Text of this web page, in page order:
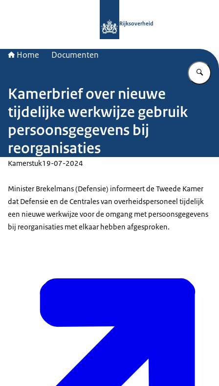
Rijksoverheid
Home Documenten
Kamerbrief over nieuwe
tijdelijke werkwijze gebruik
persoonsgegevens bij
reorganisaties
Kamerstuk19-07-2024
Minister Brekelmans (Defensie) informeert de Tweede Kamer
dat Defensie en de Centrales van overheidspersoneel tijdelijk
een nieuwe werkwijze voor de omgang met persoonsgegevens
bij reorganisaties met elkaar hebben afgesproken.